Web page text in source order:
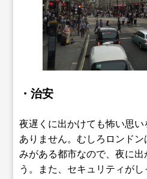
・治安
夜遅くに出かけても怖い思
ありません。むしろロンド
みがある都市なので、夜に出
う。また、セキュリティが